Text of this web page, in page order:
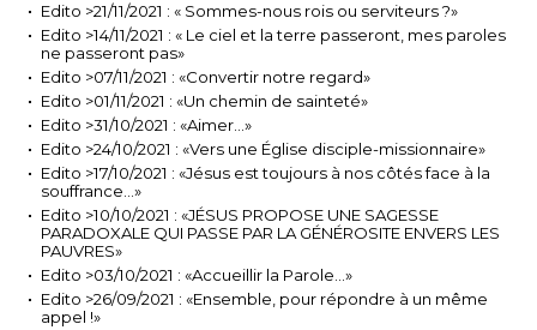
Edito >21/11/2021 : « Sommes-nous rois ou serviteurs ?»
Edito >14/11/2021 : « Le ciel et la terre passeront, mes paroles
ne passeront pas»
Edito >07/11/2021 : «Convertir notre regard»
Edito >01/11/2021 : «Un chemin de sainteté»
Edito >31/10/2021 : «Aimer...»
Edito >24/10/2021 : «Vers une Église disciple-missionnaire»
Edito >17/10/2021 : «Jésus est toujours à nos côtés face à la
souffrance…»
Edito >10/10/2021 : «JÉSUS PROPOSE UNE SAGESSE
PARADOXALE QUI PASSE PAR LA GÉNÉROSITE ENVERS LES
PAUVRES»
Edito >03/10/2021 : «Accueillir la Parole...»
Edito >26/09/2021 : «Ensemble, pour répondre à un même
appel !»